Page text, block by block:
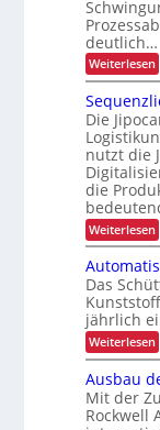
i
m
i
n
e
e
t
r
i
e
l
i
c
e
c
L
E
-
r
o
j
e
k
t
i
e
i
h
e
j
e
t
z
t
e
r
ä
l
t
l
c
h
e
c
ä
f
t
f
r
k
r
z
f
r
i
s
t
i
deutlich…
Weiterlesen:
S
c
e
l
l
e
r
e
P
r
z
e
s
s
r
c
k
e
Die
nutzt die
die
Weiterlesen:
S
e
z
l
i
e
f
e
Das
jährlich
Weiterlesen:
u
t
o
Ausbau
Mit der
Rockwell